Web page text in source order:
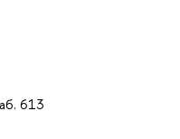
613